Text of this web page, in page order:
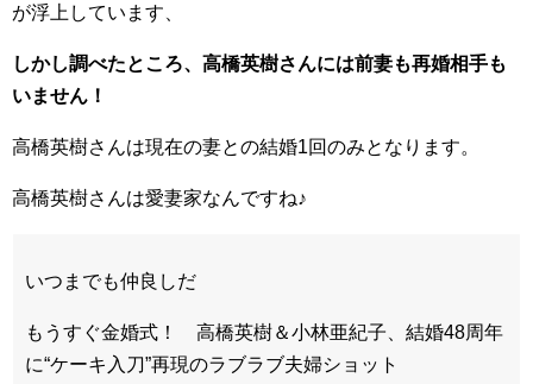
が浮上しています、
しかし調べたところ、高橋英樹さんには前妻も再婚相手も
いません！
高橋英樹さんは現在の妻との結婚1回のみとなります。
高橋英樹さんは愛妻家なんですね♪
いつまでも仲良しだ
もうすぐ金婚式！ 高橋英樹＆小林亜紀子、結婚48周年
に“ケーキ入刀”再現のラブラブ夫婦ショット